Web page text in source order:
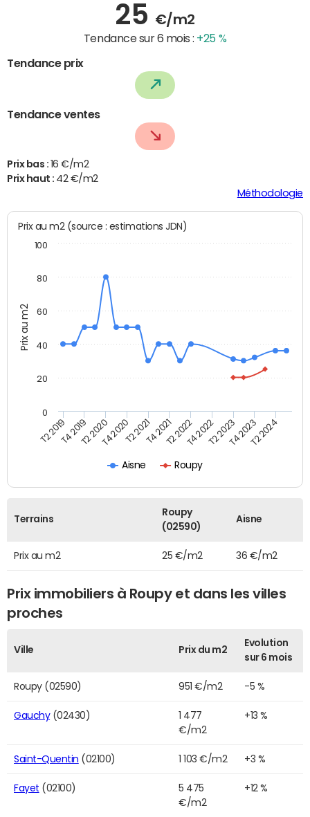
25 €/m2
Tendance sur 6 mois : +25 %
Tendance prix
Tendance ventes
Prix bas : 16 €/m2
Prix haut : 42 €/m2
Méthodologie
Prix au m2
Prix au m2 (source : estimations JDN)
Aisne Roupy
T2 2019T4 2019T2 2020T4 2020T2 2021T4 2021T2 2022T4 2022T2 2023T4 2023T2 2024
0
20
40
60
80
100
Terrains
Roupy
(02590)
Aisne
Prix au m2 25 €/m2 36 €/m2
Prix immobiliers à Roupy et dans les villes
proches
Ville Prix du m2
Evolution
sur 6 mois
Roupy (02590) 951 €/m2 -5 %
Gauchy(02430)
1 477
€/m2
+13 %
Saint-Quentin (02100) 1 103 €/m2 +3 %
Fayet (02100)
5 475
€/m2
+12 %